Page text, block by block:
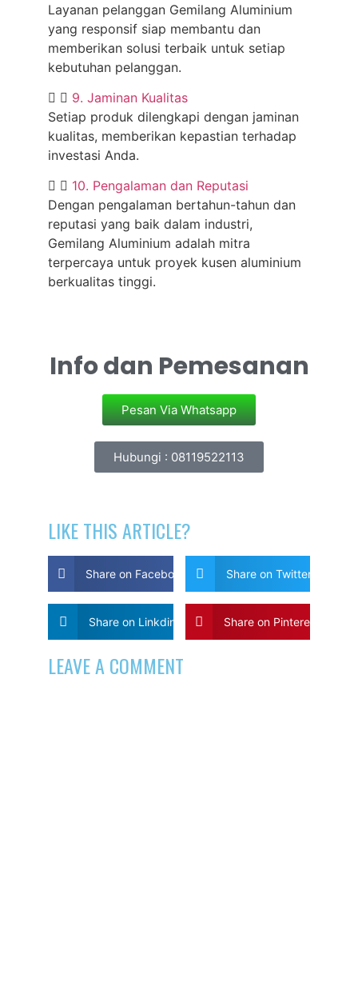
Layanan pelanggan Gemilang Aluminium
yang responsif siap membantu dan
memberikan solusi terbaik untuk setiap
kebutuhan pelanggan.
9. Jaminan Kualitas
Setiap produk dilengkapi dengan jaminan
kualitas, memberikan kepastian terhadap
investasi Anda.
10. Pengalaman dan Reputasi
Dengan pengalaman bertahun-tahun dan
reputasi yang baik dalam industri,
Gemilang Aluminium adalah mitra
terpercaya untuk proyek kusen aluminium
berkualitas tinggi.
Info dan Pemesanan
Pesan Via Whatsapp
Hubungi : 08119522113
LIKE THIS ARTICLE?
Share on Facebook Share on Twitter
Share on Linkdin Share on Pinterest
LEAVE A COMMENT